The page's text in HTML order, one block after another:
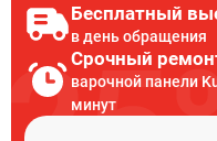
Бесплатный
в день обращения
Срочный
варочной панели
минут